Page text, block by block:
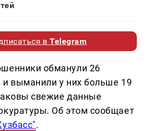
вTelegram
обманули 26
и выманили у них больше 19
свежие данные
Об этом сообщает
.